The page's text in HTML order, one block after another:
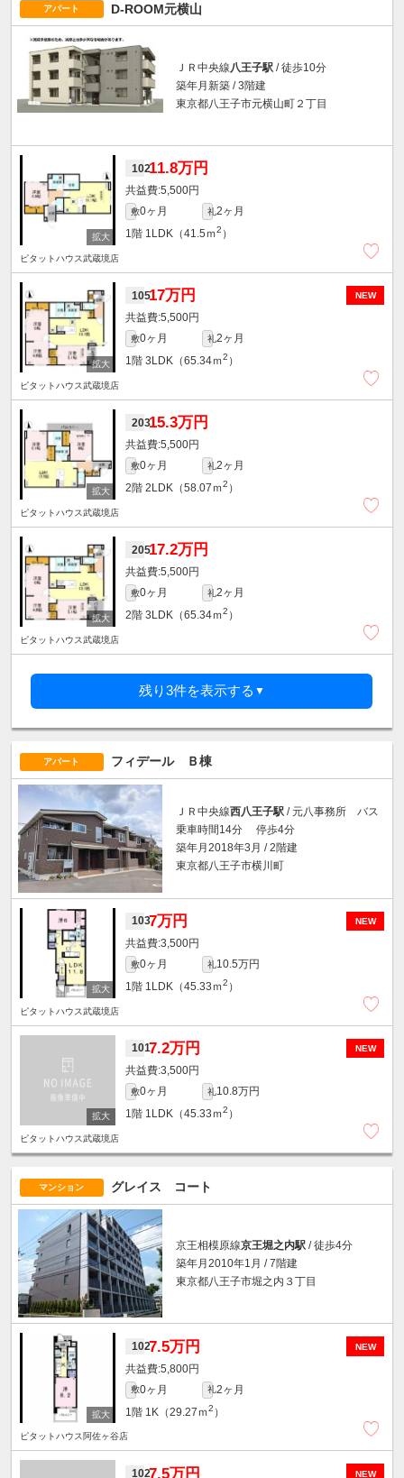
アパート D-ROOM元横山
ＪＲ中央線八王子駅 / 徒歩10分
築年月新築 / 3階建
東京都八王子市元横山町２丁目
10211.8万円
5,500円
敷0ヶ月 礼2ヶ月
1階 1LDK（41.5ｍ2 ）
ピタットハウス武蔵境店
NEW
10517万円
5,500円
敷0ヶ月 礼2ヶ月
1階 3LDK（65.34ｍ2 ）
ピタットハウス武蔵境店
20315.3万円
5,500円
敷0ヶ月 礼2ヶ月
2階 2LDK（58.07ｍ2 ）
ピタットハウス武蔵境店
20517.2万円
5,500円
敷0ヶ月 礼2ヶ月
2階 3LDK（65.34ｍ2 ）
ピタットハウス武蔵境店
残り3件を表示する ▼
アパート フィデール Ｂ棟
ＪＲ中央線西八王子駅 / 元八事務所 バス
乗車時間14分 停歩4分
築年月2018年3月 / 2階建
東京都八王子市横川町
NEW
1037万円
3,500円
敷0ヶ月 礼10.5万円
1階 1LDK（45.33ｍ2 ）
ピタットハウス武蔵境店
NEW
1017.2万円
3,500円
敷0ヶ月 礼10.8万円
1階 1LDK（45.33ｍ2 ）
ピタットハウス武蔵境店
マンション グレイス コート
京王相模原線京王堀之内駅 / 徒歩4分
築年月2010年1月 / 7階建
東京都八王子市堀之内３丁目
NEW
1027.5万円
5,800円
敷0ヶ月 礼2ヶ月
1階 1K（29.27ｍ2 ）
ピタットハウス阿佐ヶ谷店
NEW
1027.5万円